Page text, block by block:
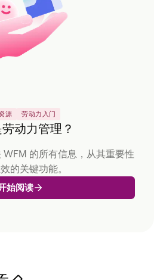
源 劳动力入门
动力管理？
的所有信息，从其重要性
的关键功能。
始阅读